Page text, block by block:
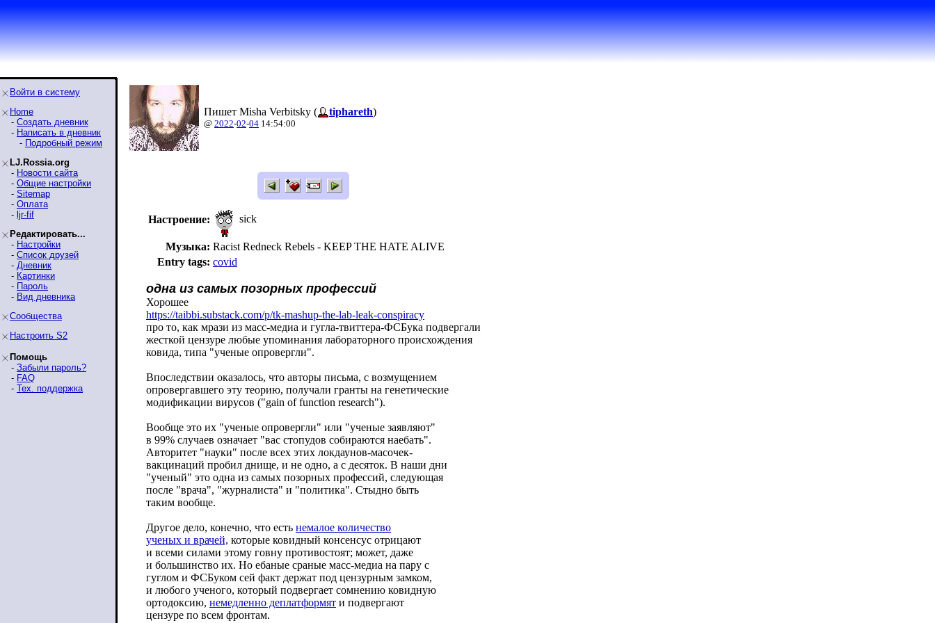
Войти в систему
Home
- Создать дневник
- Написать в дневник
- Подробный режим
LJ.Rossia.org
- Новости сайта
- Общие настройки
- Sitemap
- Оплата
- ljr-fif
Редактировать...
- Настройки
- Список друзей
- Дневник
- Картинки
- Пароль
- Вид дневника
Сообщества
Настроить S2
Помощь
- Забыли пароль?
- FAQ
- Тех. поддержка
Пишет Misha Verbitsky ( tiphareth)
@ 2022-02-04 14:54:00
Настроение: sick
Музыка: Racist Redneck Rebels - KEEP THE HATE ALIVE
Entry tags: covid
одна из самых позорных профессий
Хорошее
https://taibbi.substack.com/p/tk-mashup-the-lab-leak-conspiracy
про то, как мрази из масс-медиа и гугла-твиттера-ФСБука подвергали
жесткой цензуре любые упоминания лабораторного происхождения
ковида, типа "ученые опровергли".
Впоследствии оказалось, что авторы письма, с возмущением
опровергавшего эту теорию, получали гранты на генетические
модификации вирусов ("gain of function research").
Вообще это их "ученые опровергли" или "ученые заявляют"
в 99% случаев означает "вас стопудов собираются наебать".
Авторитет "науки" после всех этих локдаунов-масочек-
вакцинаций пробил днище, и не одно, а с десяток. В наши дни
"ученый" это одна из самых позорных профессий, следующая
после "врача", "журналиста" и "политика". Стыдно быть
таким вообще.
Другое дело, конечно, что есть немалое количество
ученых и врачей, которые ковидный консенсус отрицают
и всеми силами этому говну противостоят; может, даже
и большинство их. Но ебаные сраные масс-медиа на пару с
гуглом и ФСБуком сей факт держат под цензурным замком,
и любого ученого, который подвергает сомнению ковидную
ортодоксию, немедленно деплатформят и подвергают
цензуре по всем фронтам.